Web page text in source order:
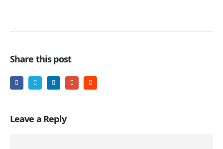
Share this post
Leave a Reply